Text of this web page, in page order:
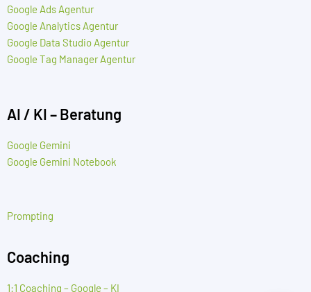
Google Ads Agentur
Google Analytics Agentur
Google Data Studio Agentur
Google Tag Manager Agentur
AI / KI – Beratung
Google Gemini
Google Gemini Notebook
Prompting
Coaching
1:1 Coaching – Google – KI